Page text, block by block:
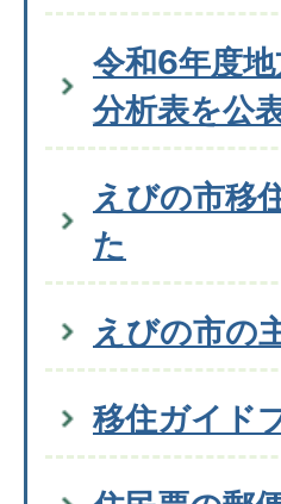
令和6年度
分析表を公
えびの市移
た
えびの市の
移住ガイド